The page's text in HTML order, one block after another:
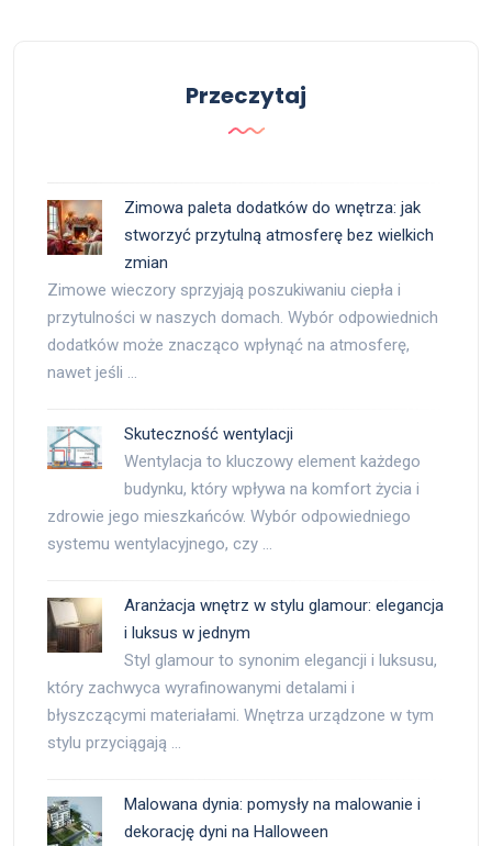
Przeczytaj
Zimowa paleta dodatków do wnętrza: jak
stworzyć przytulną atmosferę bez wielkich
zmian
Zimowe wieczory sprzyjają poszukiwaniu ciepła i
przytulności w naszych domach. Wybór odpowiednich
dodatków może znacząco wpłynąć na atmosferę,
nawet jeśli …
Skuteczność wentylacji
Wentylacja to kluczowy element każdego
budynku, który wpływa na komfort życia i
zdrowie jego mieszkańców. Wybór odpowiedniego
systemu wentylacyjnego, czy …
Aranżacja wnętrz w stylu glamour: elegancja
i luksus w jednym
Styl glamour to synonim elegancji i luksusu,
który zachwyca wyrafinowanymi detalami i
błyszczącymi materiałami. Wnętrza urządzone w tym
stylu przyciągają …
Malowana dynia: pomysły na malowanie i
dekorację dyni na Halloween